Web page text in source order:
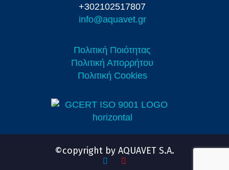
+302102517807
info@aquavet.gr
Πολιτική Ποιότητας
Πολιτική Απορρήτου
Πολιτική Cookies
©copyright by AQUAVET S.A.